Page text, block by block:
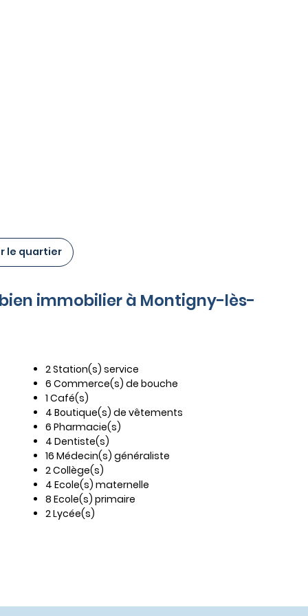
le quartier
immobilier à Montigny-lès-
2 Station(s) service
6 Commerce(s) de bouche
1 Café(s)
4 Boutique(s) de vêtements
6 Pharmacie(s)
4 Dentiste(s)
16 Médecin(s) généraliste
2 Collège(s)
4 Ecole(s) maternelle
8 Ecole(s) primaire
2 Lycée(s)